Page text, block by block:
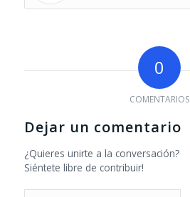
0
COMENTARIOS
Dejar un comentario
¿Quieres unirte a la conversación?
Siéntete libre de contribuir!